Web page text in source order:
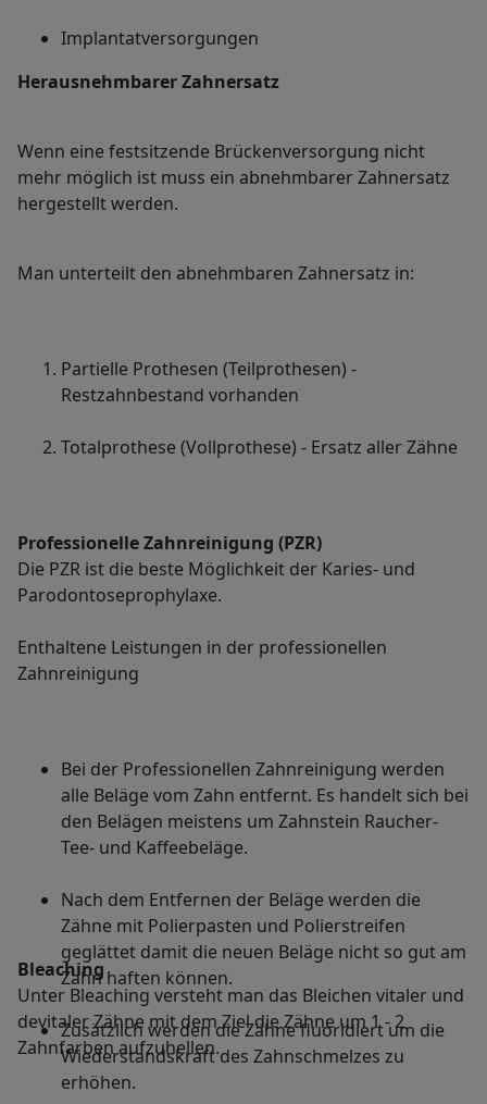
Implantatversorgungen
Herausnehmbarer Zahnersatz
Wenn eine festsitzende Brückenversorgung nicht
mehr möglich ist muss ein abnehmbarer Zahnersatz
hergestellt werden.
Man unterteilt den abnehmbaren Zahnersatz in:
Partielle Prothesen (Teilprothesen) -
Restzahnbestand vorhanden
Totalprothese (Vollprothese) - Ersatz aller Zähne
Professionelle Zahnreinigung (PZR)
Die PZR ist die beste Möglichkeit der Karies- und
Parodontoseprophylaxe.
Enthaltene Leistungen in der professionellen
Zahnreinigung
Bei der Professionellen Zahnreinigung werden
alle Beläge vom Zahn entfernt. Es handelt sich bei
den Belägen meistens um Zahnstein Raucher-
Tee- und Kaffeebeläge.
Nach dem Entfernen der Beläge werden die
Zähne mit Polierpasten und Polierstreifen
geglättet damit die neuen Beläge nicht so gut am
Zahn haften können.
Zusätzlich werden die Zähne fluoridiert um die
Wiederstandskraft des Zahnschmelzes zu
erhöhen.
Bleaching
Unter Bleaching versteht man das Bleichen vitaler und
devitaler Zähne mit dem Ziel die Zähne um 1 - 2
Zahnfarben aufzuhellen.